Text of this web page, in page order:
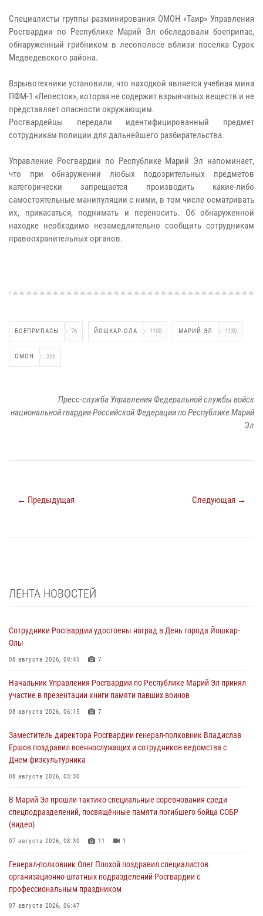
Специалисты группы разминирования ОМОН «Таир» Управления
Росгвардии по Республике Марий Эл обследовали боеприпас,
обнаруженный грибником в лесополосе вблизи поселка Сурок
Медведевского района.
Взрывотехники установили, что находкой является учебная мина
ПФМ-1 «Лепесток», которая не содержит взрывчатых веществ и не
представляет опасности окружающим.
Росгвардейцы передали идентифицированный предмет
сотрудникам полиции для дальнейшего разбирательства.
Управление Росгвардии по Республике Марий Эл напоминает,
что при обнаружении любых подозрительных предметов
категорически запрещается производить какие-либо
самостоятельные манипуляции с ними, в том числе осматривать
их, прикасаться, поднимать и переносить. Об обнаруженной
находке необходимо незамедлительно сообщить сотрудникам
правоохранительных органов.
БОЕПРИПАСЫ 76 ЙОШКАР-ОЛА 1100 МАРИЙ ЭЛ 1130
ОМОН 356
Пресс-служба Управления Федеральной службы войск
национальной гвардии Российской Федерации по Республике Марий
Эл
← Предыдущая Следующая →
ЛЕНТА НОВОСТЕЙ
Сотрудники Росгвардии удостоены наград в День города Йошкар-
Олы
08 августа 2026, 09:45 7
Начальник Управления Росгвардии по Республике Марий Эл принял
участие в презентации книги памяти павших воинов
08 августа 2026, 06:15 7
Заместитель директора Росгвардии генерал-полковник Владислав
Ершов поздравил военнослужащих и сотрудников ведомства с
Днем физкультурника
08 августа 2026, 03:30
В Марий Эл прошли тактико-специальные соревнования среди
спецподразделений, посвящённые памяти погибшего бойца СОБР
(видео)
07 августа 2026, 08:30 11 1
Генерал-полковник Олег Плохой поздравил специалистов
организационно-штатных подразделений Росгвардии с
профессиональным праздником
07 августа 2026, 06:47